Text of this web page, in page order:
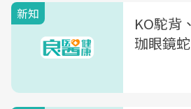
新知
KO駝
珈眼鏡